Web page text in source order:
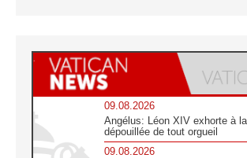
09.08.2026
Angélus: Léon XIV exhorte à
dépouillée de tout orgueil
09.08.2026